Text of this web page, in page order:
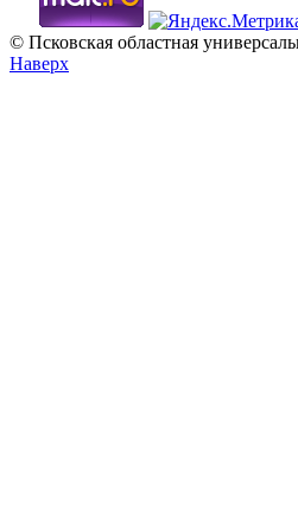
© Псковская областная
Наверх